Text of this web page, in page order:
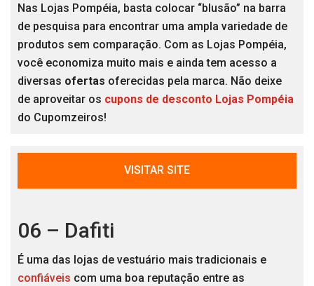
Nas Lojas Pompéia, basta colocar “blusão” na barra
de pesquisa para encontrar uma ampla variedade de
produtos sem comparação. Com as Lojas Pompéia,
você economiza muito mais e ainda tem acesso a
diversas ofertas oferecidas pela marca. Não deixe
de aproveitar os cupons de desconto Lojas Pompéia
do Cupomzeiros!
VISITAR SITE
06 – Dafiti
É uma das lojas de vestuário mais tradicionais e
confiáveis com uma boa reputação entre as